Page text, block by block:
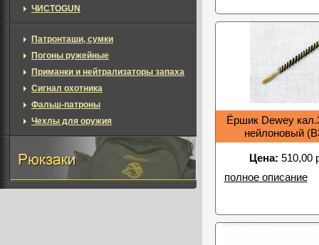
Ёршик Dewey
нейлоновый
Цена: 510,00
полное описание
ЧИСТОGUN
Патронташи, сумки
Погоны ружейные
Приманки и нейтрализаторы запаха
Сигнал охотника
Фальш-патроны
Чехлы для оружия